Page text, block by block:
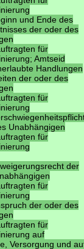
und Ende des
der oder des
für
Amtseid
Handlungen
der oder des
für
Unabhängigen
für
der
für
der oder des
für
auf
Versorgung und